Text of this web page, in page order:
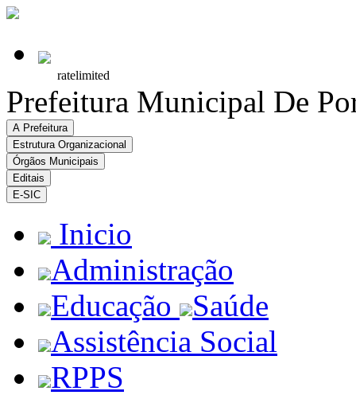
Prefeitura Municipal De
A Prefeitura
Estrutura Organizacional
Órgãos Municipais
Editais
E-SIC
Inicio
Administração
Educação
Saúde
Assistência Social
RPPS